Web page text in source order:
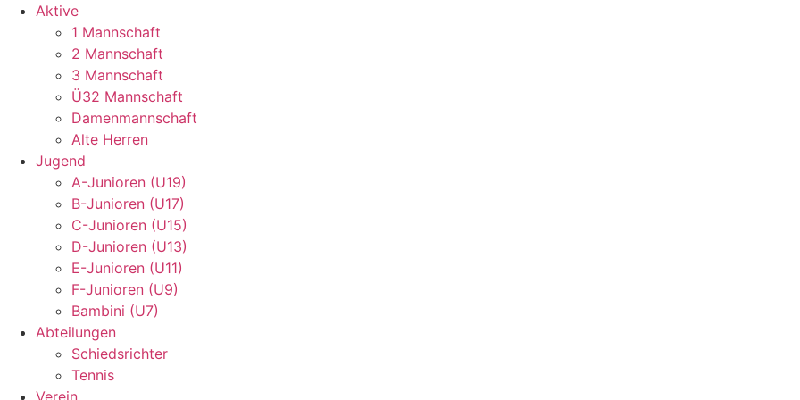
Aktive
1 Mannschaft
2 Mannschaft
3 Mannschaft
Ü32 Mannschaft
Damenmannschaft
Alte Herren
Jugend
A-Junioren (U19)
B-Junioren (U17)
C-Junioren (U15)
D-Junioren (U13)
E-Junioren (U11)
F-Junioren (U9)
Bambini (U7)
Abteilungen
Schiedsrichter
Tennis
Verein